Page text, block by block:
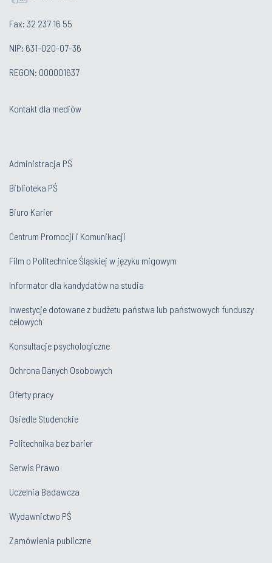
Fax: 32 237 16 55
NIP: 631-020-07-36
REGON: 000001637
Kontakt dla mediów
Administracja PŚ
Biblioteka PŚ
Biuro Karier
Centrum Promocji i Komunikacji
Film o Politechnice Śląskiej w języku migowym
Informator dla kandydatów na studia
Inwestycje dotowane z budżetu państwa lub państwowych funduszy
celowych
Konsultacje psychologiczne
Ochrona Danych Osobowych
Oferty pracy
Osiedle Studenckie
Politechnika bez barier
Serwis Prawo
Uczelnia Badawcza
Wydawnictwo PŚ
Zamówienia publiczne